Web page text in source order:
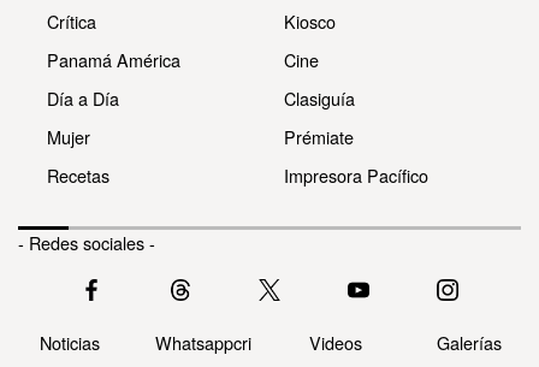
Crítica
Panamá América
Día a Día
Mujer
Recetas
Kiosco
Cine
Clasiguía
Prémiate
Impresora Pacífico
- Redes sociales -
Noticias Whatsappcri Videos Galerías